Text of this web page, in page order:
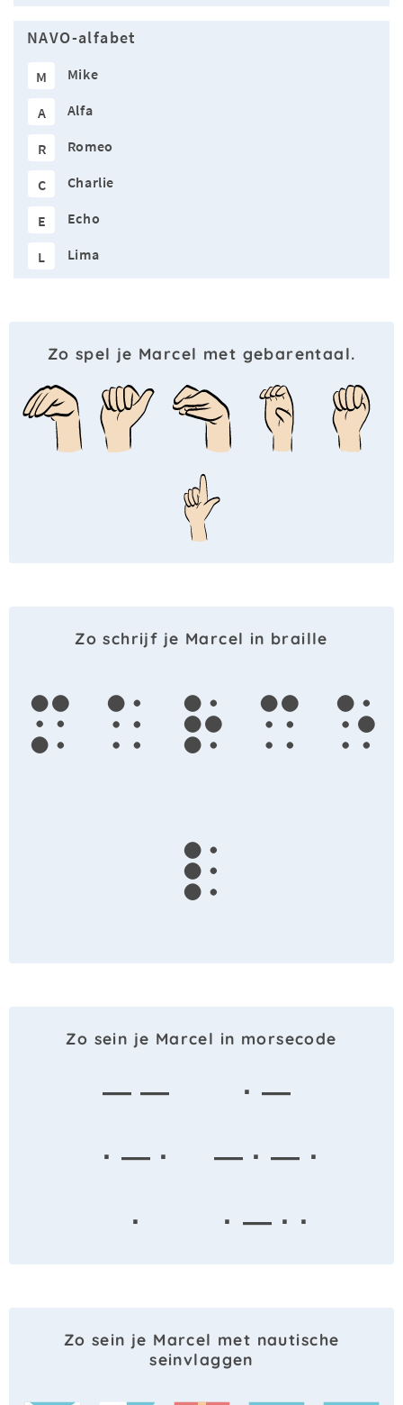
NAVO-alfabet
M Mike
A Alfa
R Romeo
C Charlie
E Echo
L Lima
Zo spel je Marcel met gebarentaal.
Zo schrijf je Marcel in braille
m a r c e
l
Zo sein je Marcel in morsecode
— —
· —
· — ·
— · — ·
·
· — · ·
Zo sein je Marcel met nautische
seinvlaggen